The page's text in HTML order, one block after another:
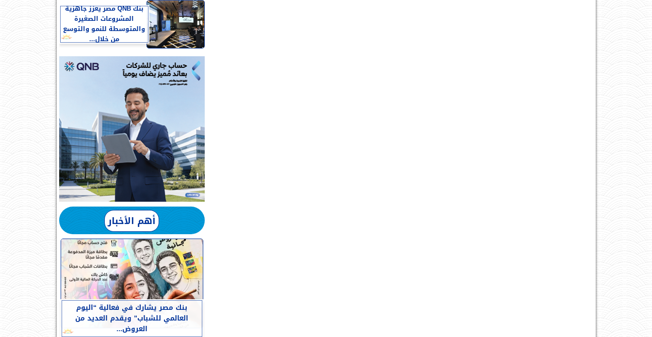
بنك QNB مصر يعزز جاهزية
المشروعات الصغيرة
والمتوسطة للنمو والتوسع
من خلال...
أهم الأخبار
بنك مصر يشارك في فعالية “اليوم
العالمي للشباب” ويقدم العديد من
العروض...